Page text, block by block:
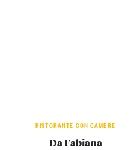
RISTORANTE CON CAMERE
Da Fabiana